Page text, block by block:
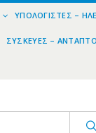
ΥΠΟΛΟΓΙΣΤΈΣ –
ΣΥΣΚΕΥΈΣ –